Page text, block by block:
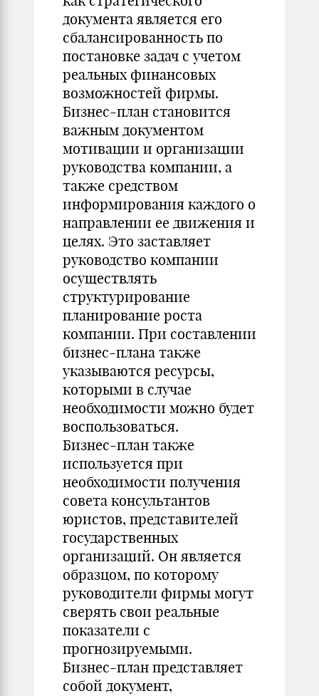
документа является его
сбалансированность по
постановке задач с учетом
реальных финансовых
возможностей фирмы.
Бизнес-план становится
важным документом
мотивации и организации
руководства компании, а
также средством
информирования каждого о
направлении ее движения и
целях. Это заставляет
руководство компании
осуществлять
структурирование
планирование роста
компании. При составлении
бизнес-плана также
указываются ресурсы,
которыми в случае
необходимости можно будет
воспользоваться.
Бизнес-план также
используется при
необходимости получения
совета консультантов
юристов, представителей
государственных
организаций. Он является
образцом, по которому
руководители фирмы могут
сверять свои реальные
показатели с
прогнозируемыми.
Бизнес-план представляет
собой документ,